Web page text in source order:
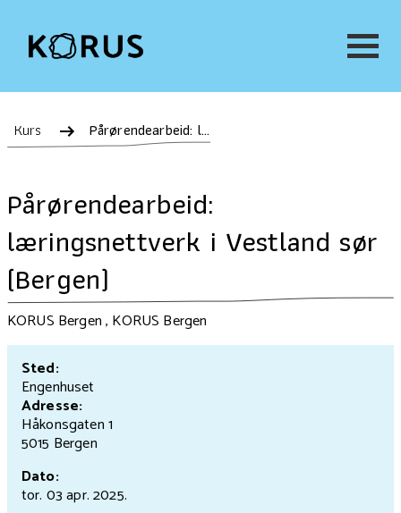
Kurs Pårørendearbeid: læringsnettverk i Vestland sør (Bergen)
Pårørendearbeid:
læringsnettverk i Vestland sør
(Bergen)
KORUS Bergen , KORUS Bergen
Sted:
Engenhuset
Adresse:
Håkonsgaten 1
5015 Bergen
Dato:
tor. 03 apr.2025.